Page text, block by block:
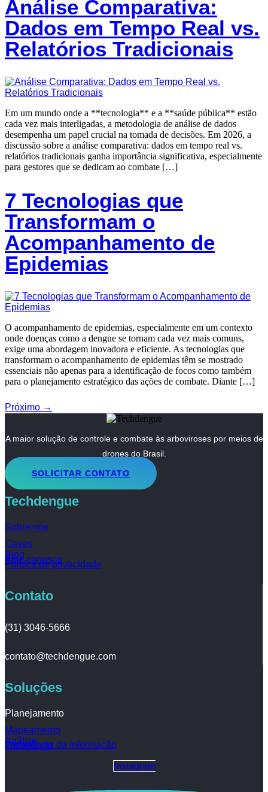
Análise Comparativa:
Dados em Tempo Real vs.
Relatórios Tradicionais
Em um mundo onde a **tecnologia** e a **saúde pública** estão
cada vez mais interligadas, a metodologia de análise de dados
desempenha um papel crucial na tomada de decisões. Em 2026, a
discussão sobre a análise comparativa: dados em tempo real vs.
relatórios tradicionais ganha importância significativa, especialmente
para gestores que se dedicam ao combate […]
7 Tecnologias que
Transformam o
Acompanhamento de
Epidemias
O acompanhamento de epidemias, especialmente em um contexto
onde doenças como a dengue se tornam cada vez mais comuns,
exige uma abordagem inovadora e eficiente. As tecnologias que
transformam o acompanhamento de epidemias têm se mostrado
essenciais não apenas para a identificação de focos como também
para o planejamento estratégico das ações de combate. Diante […]
Próximo →
A maior solução de controle e combate às arboviroses por meios de
drones do Brasil.
SOLICITAR CONTATO
Techdengue
Sobre nós
Cases
Blog
Fale conosco
Política de privacidade
Contato
(31) 3046-5666
contato@techdengue.com
Soluções
Planejamento
Mapeamento
Análise
Tratamento
Inteligência da Informação
Instagram